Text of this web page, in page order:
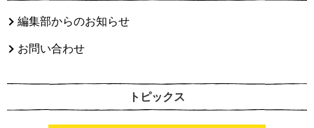
編集部からのお知らせ
お問い合わせ
トピックス